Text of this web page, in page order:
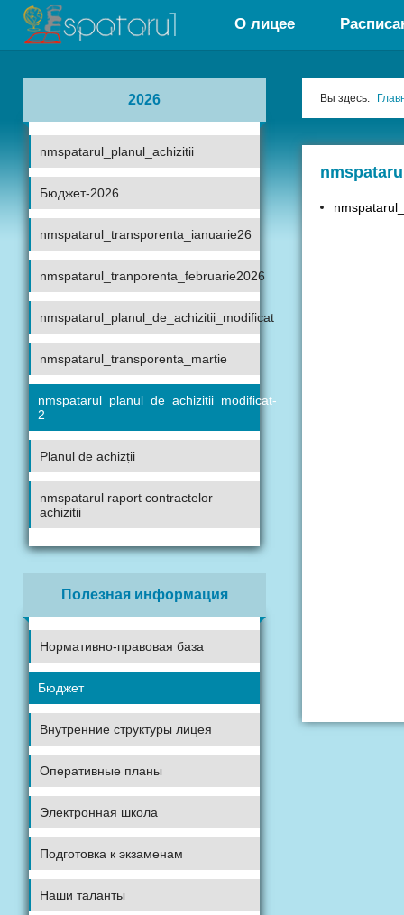
О лицее
2026
nmspatarul_planul_achizitii
Бюджет-2026
nmspatarul_transporenta_ianuarie26
nmspatarul_tranporenta_februarie2026
nmspatarul_planul_de_achizitii_modificat
nmspatarul_transporenta_martie
nmspatarul_planul_de_achizitii_modificat-
2
Planul de achizții
nmspatarul raport contractelor
achizitii
Полезная информация
Нормативно-правовая база
Бюджет
Внутренние структуры лицея
Оперативные планы
Электронная школа
Подготовка к экзаменам
Наши таланты
Вы здесь: